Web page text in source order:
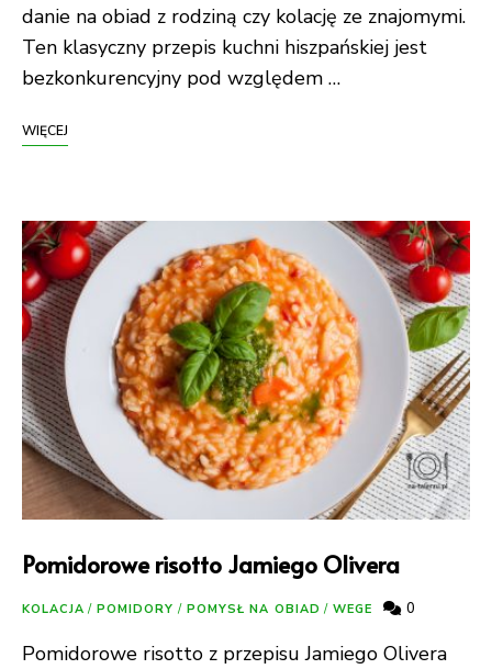
danie na obiad z rodziną czy kolację ze znajomymi.
Ten klasyczny przepis kuchni hiszpańskiej jest
bezkonkurencyjny pod względem …
WIĘCEJ
Pomidorowe risotto Jamiego Olivera
KOLACJA / POMIDORY / POMYSŁ NA OBIAD / WEGE 0
Pomidorowe risotto z przepisu Jamiego Olivera